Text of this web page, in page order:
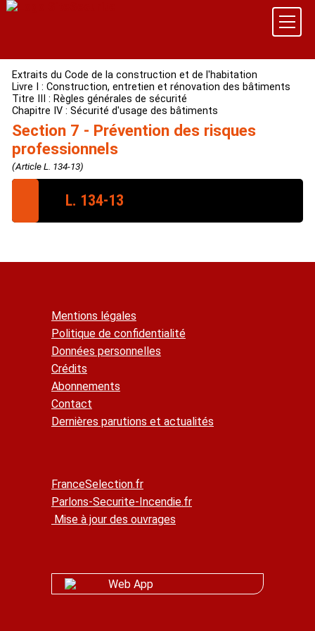
Extraits du Code de la construction et de l'habitation
Livre I : Construction, entretien et rénovation des bâtiments
Titre III : Règles générales de sécurité
Chapitre IV : Sécurité d'usage des bâtiments
Section 7 - Prévention des risques
professionnels
(Article L. 134-13)
L. 134-13
visant à assurer la santé et la sécurité des travailleurs
fixées par décret en Conseil d'État.
Mentions légales
Politique de confidentialité
Données personnelles
Crédits
Abonnements
Contact
Dernières parutions et actualités
FranceSelection.fr
Parlons-Securite-Incendie.fr
Mise à jour des ouvrages
Web App